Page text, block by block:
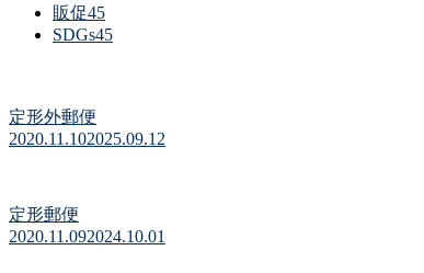
販促45
SDGs45
定形外郵便
2020.11.102025.09.12
定形郵便
2020.11.092024.10.01